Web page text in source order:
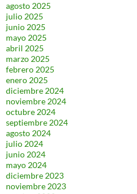
agosto 2025
julio 2025
junio 2025
mayo 2025
abril 2025
marzo 2025
febrero 2025
enero 2025
diciembre 2024
noviembre 2024
octubre 2024
septiembre 2024
agosto 2024
julio 2024
junio 2024
mayo 2024
diciembre 2023
noviembre 2023